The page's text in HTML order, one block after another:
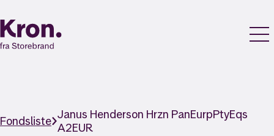
Fondsliste Janus Henderson Hrzn PanEurpPtyEqs
A2EUR